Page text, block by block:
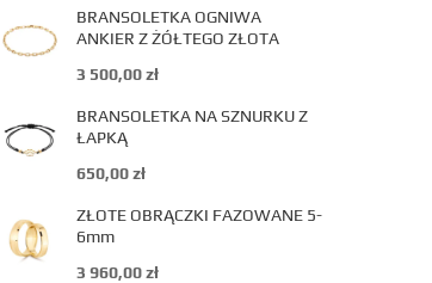
BRANSOLETKA OGNIWA
ANKIER Z ŻÓŁTEGO ZŁOTA
3 500,00zł
BRANSOLETKA NA SZNURKU Z
ŁAPKĄ
650,00zł
ZŁOTE OBRĄCZKI FAZOWANE 5-
6mm
3 960,00zł